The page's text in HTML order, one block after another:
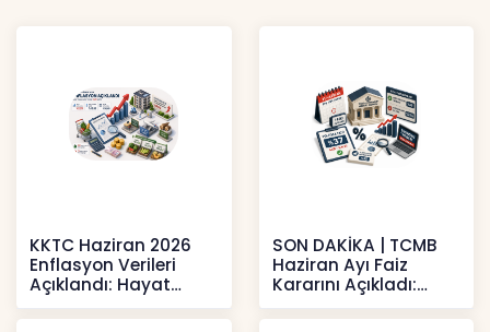
KKTC Haziran 2026
Enflasyon Verileri
Açıklandı: Hayat
Pahalılığı Yükselişini
Sür
SON DAKİKA | TCMB
Haziran Ayı Faiz
Kararını Açıkladı:
Politika Faizi Yüzde
37’de